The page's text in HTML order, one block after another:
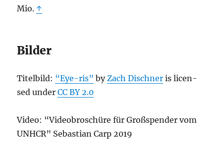
Mio. ↑
Bilder
Titel­bild: “Eye-ris” byZach Disch­ner is licen­
sed underCC BY 2.0
Video: “Video­bro­schü­re für Groß­spen­der vom
UNHCR” Sebas­ti­an Carp 2019